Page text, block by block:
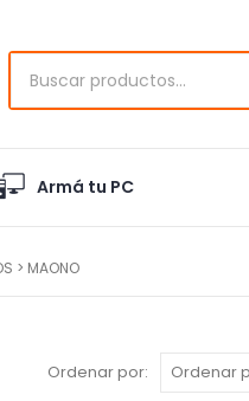
Armá tu PC
> MAONO
Ordenar por: